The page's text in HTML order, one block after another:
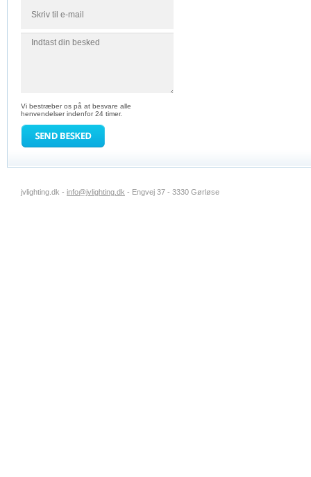
Vi bestræber os på at besvare alle
henvendelser indenfor 24 timer.
jvlighting.dk - info@jvlighting.dk - Engvej 37 - 3330 Gørløse